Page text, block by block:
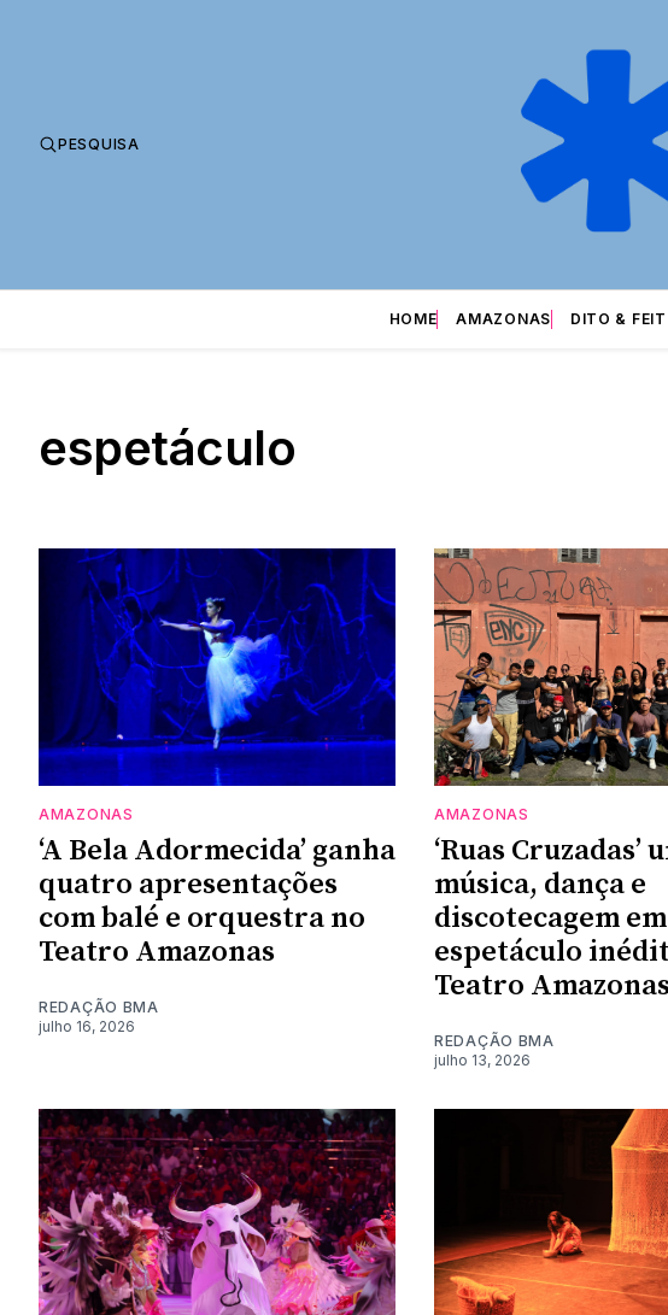
PESQUISA
HOME AMAZONAS DITO &
espetáculo
AMAZONAS
‘A Bela Adormecida’ ganha
quatro apresentações
com balé e orquestra no
Teatro Amazonas
REDAÇÃO BMA
julho 16, 2026
AMAZONAS
‘Ruas Cruzadas’
música, dança e
discotecagem em
espetáculo
Teatro
REDAÇÃO BMA
julho 13, 2026